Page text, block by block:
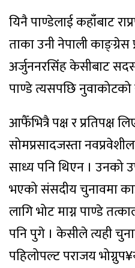
यिनै पाण्डेलाई कहाँबाट
ताका उनी नेपाली
अर्जुननरसिंंह केसीबाट
पाण्डे त्यसपछि नुवाकोटको
आफैँभित्रै पक्ष र प्रतिपक्ष
सोमप्रसादजस्ता
साध्य पनि थिएन । उनको
भएको संसदीय चुनावमा
लागि भोट माग्न पाण्डे
पनि पुगे । केसीले त्यही
पहिलोपल्ट पराजय